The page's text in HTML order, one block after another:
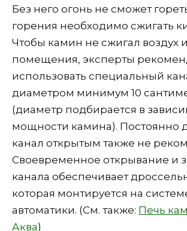
Без него огонь не сможет
горения необходимо сжигать
Чтобы камин не сжигал воздух
помещения, эксперты
использовать специальный
диаметром минимум 10
(диаметр подбирается в
мощности камина). Постоянно
канал открытым также не
Своевременное открывание и
канала обеспечивает
которая монтируется на
автоматики. (См. также: Печь
Аква)